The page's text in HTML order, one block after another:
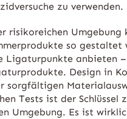
zu verwenden.
risikoreichen Umgebung
so gestaltet
Ligaturpunkte anbieten
Design in
sorgfältigen
Tests ist der Schlüssel
Umgebung. Es ist